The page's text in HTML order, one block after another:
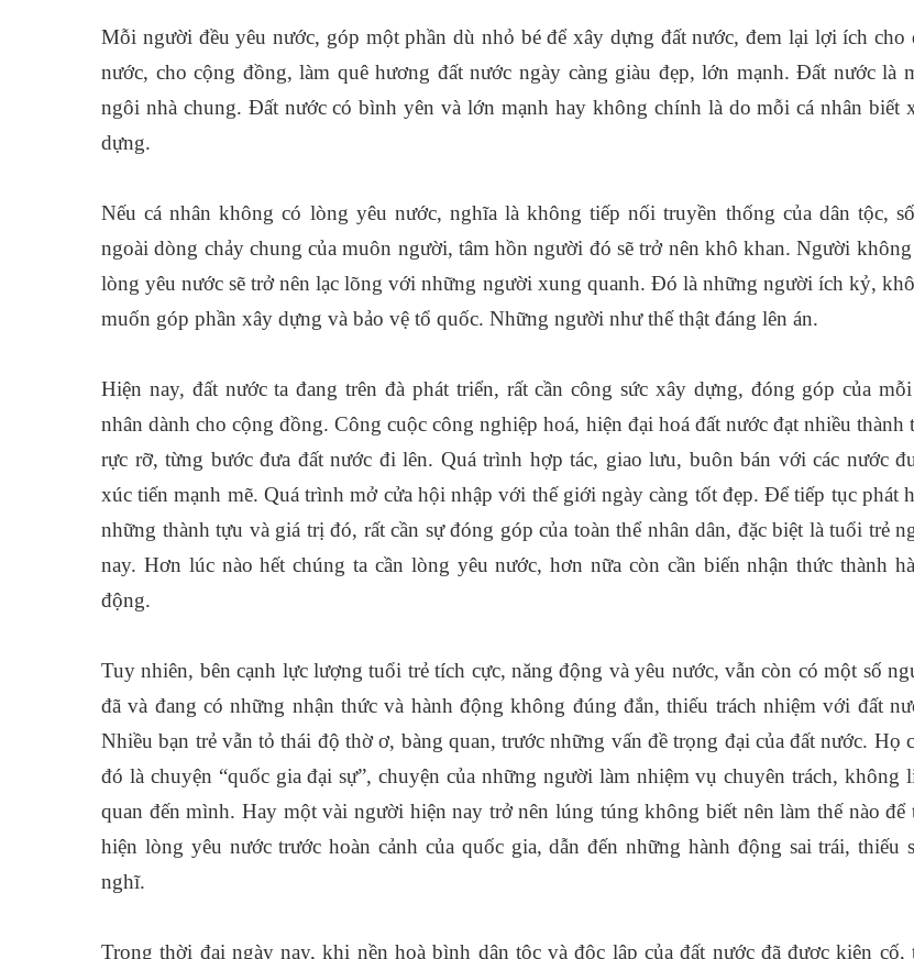
Mỗi người đều yêu nước, góp một phần dù nhỏ bé để xây dựng đất nước, đem lại lợi ích cho
nước, cho cộng đồng, làm quê hương đất nước ngày càng giàu đẹp, lớn mạnh. Đất nước là
ngôi nhà chung. Đất nước có bình yên và lớn mạnh hay không chính là do mỗi cá nhân biết
dựng.
Nếu cá nhân không có lòng yêu nước, nghĩa là không tiếp nối truyền thống của dân tộc,
ngoài dòng chảy chung của muôn người, tâm hồn người đó sẽ trở nên khô khan. Người
lòng yêu nước sẽ trở nên lạc lõng với những người xung quanh. Đó là những người ích kỷ,
muốn góp phần xây dựng và bảo vệ tổ quốc. Những người như thế thật đáng lên án.
Hiện nay, đất nước ta đang trên đà phát triển, rất cần công sức xây dựng, đóng góp của mỗi
nhân dành cho cộng đồng. Công cuộc công nghiệp hoá, hiện đại hoá đất nước đạt nhiều thành
rực rỡ, từng bước đưa đất nước đi lên. Quá trình hợp tác, giao lưu, buôn bán với các nước
xúc tiến mạnh mẽ. Quá trình mở cửa hội nhập với thế giới ngày càng tốt đẹp. Để tiếp tục phát
những thành tựu và giá trị đó, rất cần sự đóng góp của toàn thể nhân dân, đặc biệt là tuổi trẻ
nay. Hơn lúc nào hết chúng ta cần lòng yêu nước, hơn nữa còn cần biến nhận thức thành
động.
Tuy nhiên, bên cạnh lực lượng tuổi trẻ tích cực, năng động và yêu nước, vẫn còn có một số
đã và đang có những nhận thức và hành động không đúng đắn, thiếu trách nhiệm với đất
Nhiều bạn trẻ vẫn tỏ thái độ thờ ơ, bàng quan, trước những vấn đề trọng đại của đất nước. Họ
đó là chuyện “quốc gia đại sự”, chuyện của những người làm nhiệm vụ chuyên trách, không
quan đến mình. Hay một vài người hiện nay trở nên lúng túng không biết nên làm thế nào để
hiện lòng yêu nước trước hoàn cảnh của quốc gia, dẫn đến những hành động sai trái, thiếu
nghĩ.
Trong thời đại ngày nay, khi nền hoà bình dân tộc và độc lập của đất nước đã được kiên cố,